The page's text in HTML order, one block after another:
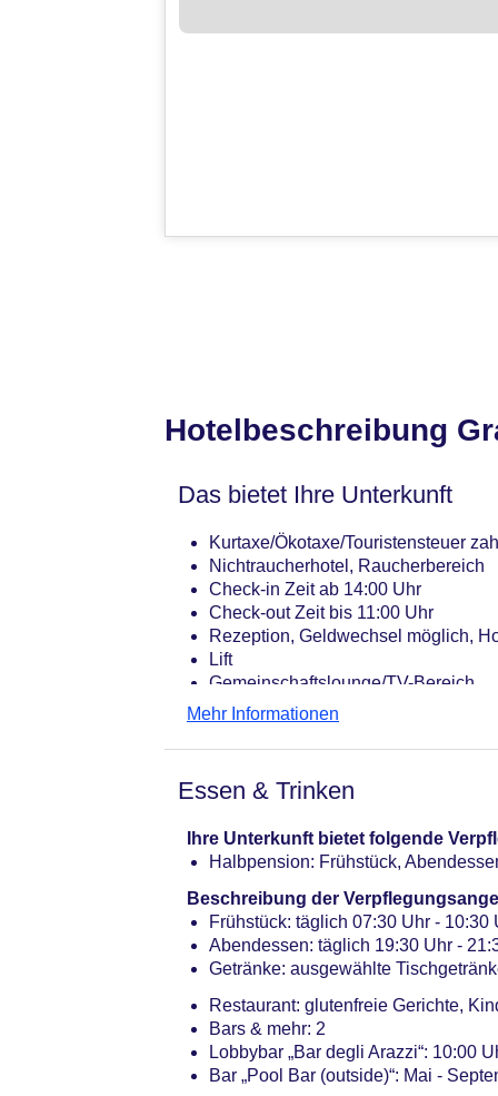
Hotelbeschreibung
Das bietet Ihre Unterkunft
Kurtaxe/Ökotaxe/Touristensteuer
Nichtraucherhotel, Raucherbereich
Check-in Zeit ab 14:00 Uhr
Check-out Zeit bis 11:00 Uhr
Rezeption, Geldwechsel möglich,
Lift
Gemeinschaftslounge/TV-Bereich
Gartenanlage
Gebühr, Sonnenschirme: ohne
Arzt: Sprachen: englisch, italienisch
der Lobby: ohne Gebühr, in der
Internetterminal: ohne Gebühr
Wäscheservice: gegen Gebühr
Concierge Service, Gepäckservice
Zahlungsarten: TUI Card / VISA,
Haustiere nicht erlaubt
Businesscenter: täglich 24 Stunden,
Tagungseinrichtungen:
Coffee Breaks: pro Tag ab 7 EUR
Gebäudeanzahl: 1, Etagen: 5,
Mehr Informationen
Essen & Trinken
Ihre Unterkunft bietet folgende
Halbpension: Frühstück,
Beschreibung der
Frühstück: täglich 07:30 Uhr - 10:30
Abendessen: täglich 19:30 Uhr -
Getränke: ausgewählte
Restaurant: glutenfreie Gerichte,
Bars & mehr: 2
Lobbybar „Bar degli Arazzi“: 10:00
Bar „Pool Bar (outside)“: Mai -